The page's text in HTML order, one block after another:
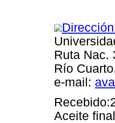
Ruta Nac.
Río
e-mail:
Aceite